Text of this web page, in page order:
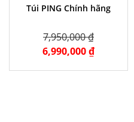
Túi PING Chính hãng
7,950,000 ₫
6,990,000 ₫